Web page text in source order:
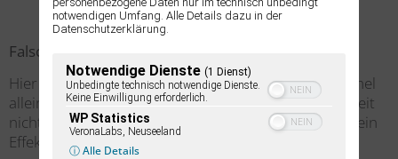
Falsches Licht.
Hier sollte sichtbar werden, warum ein starker Himmel
allein nicht reicht. Wenn Richtung, Farbe und Helligkeit
nicht zur Landschaft passen, wirkt das Ergebnis wie ein
Effekt.
notwendigen Umfang. Alle Details dazu in der
Datenschutzerklärung.
Notwendige Dienste (1 Dienst)
Unbedingte technisch notwendige Dienste.
Keine Einwilligung erforderlich.
WP Statistics
VeronaLabs, Neuseeland
ⓘ Alle Details